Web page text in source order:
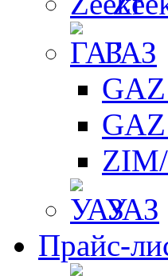
ГАЗ
УАЗ
Прайс-